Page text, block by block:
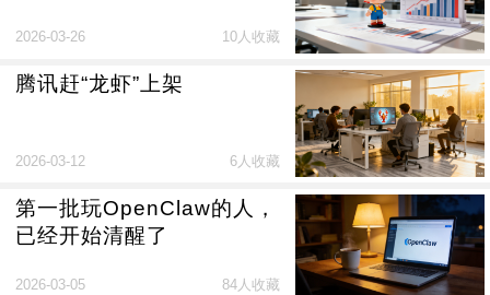
2026-03-26 10人收藏
腾讯赶“龙虾”上架
2026-03-12 6人收藏
第一批玩OpenClaw的人，
已经开始清醒了
2026-03-05 84人收藏